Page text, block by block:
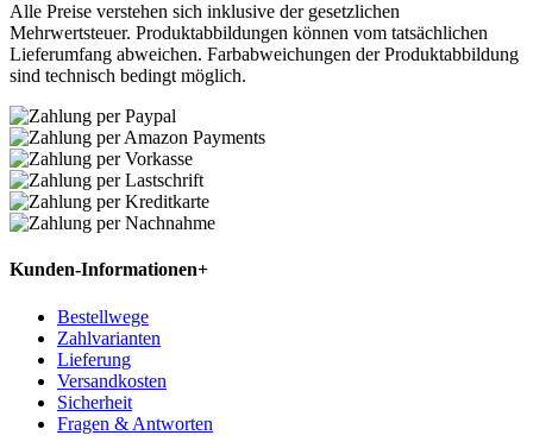
Alle Preise verstehen sich inklusive der gesetzlichen
Mehrwertsteuer. Produktabbildungen können vom tatsächlichen
Lieferumfang abweichen. Farbabweichungen der Produktabbildung
sind technisch bedingt möglich.
Kunden-Informationen+
Bestellwege
Zahlvarianten
Lieferung
Versandkosten
Sicherheit
Fragen & Antworten